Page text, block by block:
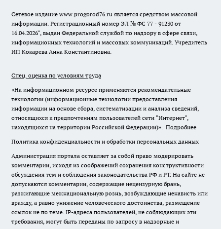
Сетевое издание www.progorod76.ru является средством массовой
информации. Регистрационный номер ЭЛ № ФС 77 - 91230 от
16.04.2026", выдан Федеральной службой по надзору в сфере связи,
информационных технологий и массовых коммуникаций. Учредитель
ИП Кокарева Анна Константиновна.
Спец. оценка по условиям труда
«На информационном ресурсе применяются рекомендательные
технологии (информационные технологии предоставления
информации на основе сбора, систематизации и анализа сведений,
относящихся к предпочтениям пользователей сети "Интернет",
находящихся на территории Российской Федерации)». Подробнее
Политика конфиденциальности и обработки персональных данных
Администрация портала оставляет за собой право модерировать
комментарии, исходя из соображений сохранения конструктивности
обсуждения тем и соблюдения законодательства РФ и РТ. На сайте не
допускаются комментарии, содержащие нецензурную брань,
разжигающие межнациональную рознь, возбуждающие ненависть или
вражду, а равно унижение человеческого достоинства, размещение
ссылок не по теме. IP-адреса пользователей, не соблюдающих эти
требования, могут быть переданы по запросу в надзорные и